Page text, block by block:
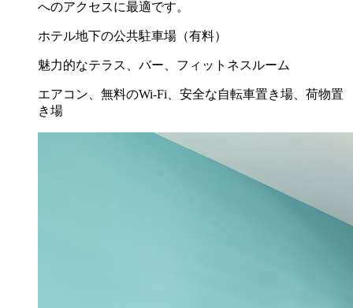
へのアクセスに最適です。
ホテル地下の公共駐車場（有料）
魅力的なテラス、バー、フィットネスルーム
エアコン、無料のWi-Fi、安全な自転車置き場、荷物置
き場